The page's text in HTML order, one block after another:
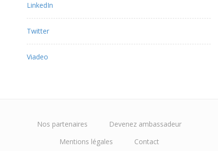
LinkedIn
Twitter
Viadeo
Nos partenaires
Devenez ambassadeur
Mentions légales
Contact